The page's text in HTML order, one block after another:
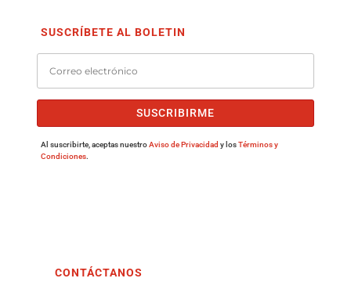
SUSCRÍBETE AL BOLETIN
SUSCRIBIRME
Al suscribirte, aceptas nuestroAviso de Privacidad y losTérminos y
Condiciones.
CONTÁCTANOS